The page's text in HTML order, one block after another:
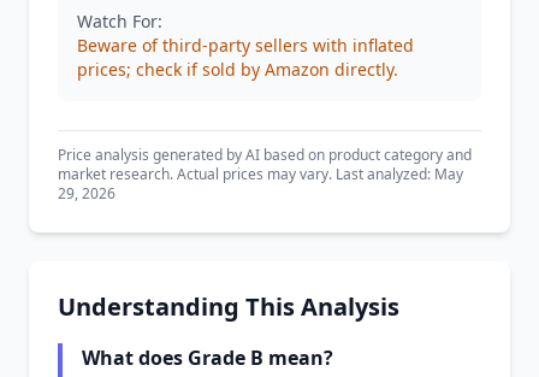
Watch For:
Beware of third-party sellers with inflated
prices; check if sold by Amazon directly.
Price analysis generated by AI based on product category and
market research. Actual prices may vary. Last analyzed: May
29, 2026
Understanding This Analysis
What does Grade B mean?